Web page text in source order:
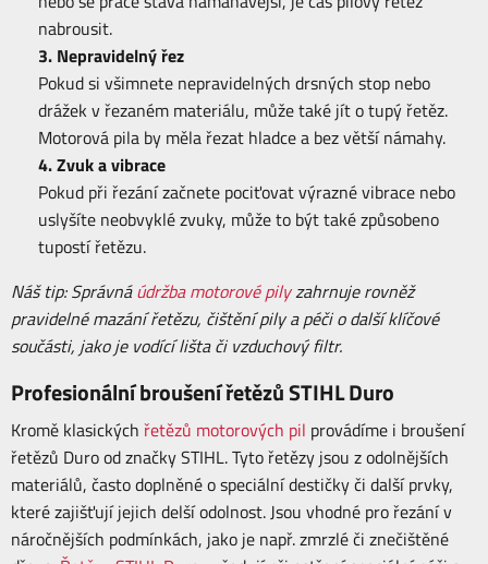
nabrousit.
3. Nepravidelný řez
Pokud si všimnete nepravidelných drsných stop nebo
drážek v řezaném materiálu, může také jít o tupý řetěz.
Motorová pila by měla řezat hladce a bez větší námahy.
4. Zvuk a vibrace
Pokud při řezání začnete pociťovat výrazné vibrace nebo
uslyšíte neobvyklé zvuky, může to být také způsobeno
tupostí řetězu.
Náš tip: Správnáúdržba motorové pilyzahrnuje rovněž
pravidelné mazání řetězu, čištění pily a péči o dalšíklíčové
součásti, jako je vodící lišta či vzduchový filtr.
Profesionální broušení řetězů STIHL Duro
Kromě klasických řetězů motorových pil provádíme i broušení
řetězů Duro od značky STIHL. Tyto řetězy jsou z odolnějších
materiálů, často doplněné o speciální destičky či další prvky,
které zajišťují jejich delší odolnost. Jsou vhodné pro řezání v
náročnějších podmínkách, jako je např. zmrzlé či znečištěné